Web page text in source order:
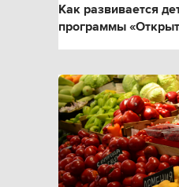
Как развивается
программы